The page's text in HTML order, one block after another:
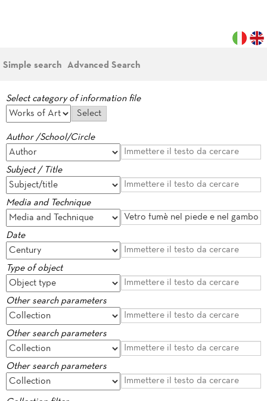
Simple search Advanced Search
Select category of information file
Author /School/Circle
Subject / Title
Media and Technique
Date
Type of object
Other search parameters
Other search parameters
Other search parameters